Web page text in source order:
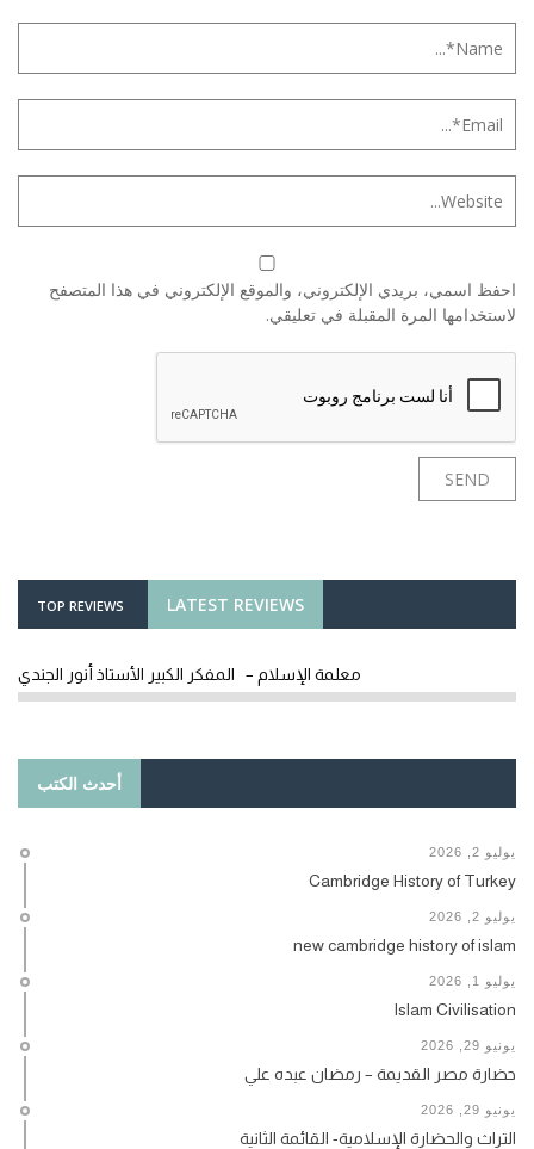
احفظ اسمي، بريدي الإلكتروني، والموقع الإلكتروني في هذا المتصفح
لاستخدامها المرة المقبلة في تعليقي.
LATEST REVIEWS
TOP REVIEWS
معلمة الإسلام – المفكر الكبير الأستاذ أنور الجندي
أحدث الكتب
يوليو 2, 2026
Cambridge History of Turkey
يوليو 2, 2026
new cambridge history of islam
يوليو 1, 2026
Islam Civilisation
يونيو 29, 2026
حضارة مصر القديمة – رمضان عبده علي
يونيو 29, 2026
التراث والحضارة الإسلامية- القائمة الثانية